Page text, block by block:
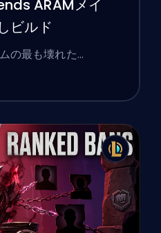
ARAMメイ
ビルド
の最も壊れた…